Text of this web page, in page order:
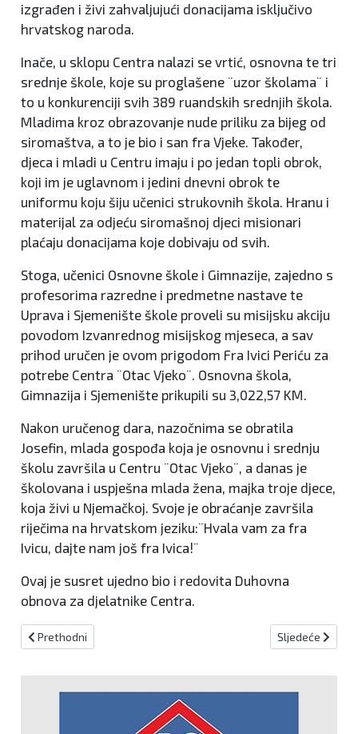
izgrađen i živi zahvaljujući donacijama isključivo
hrvatskog naroda.
Inače, u sklopu Centra nalazi se vrtić, osnovna te tri
srednje škole, koje su proglašene ¨uzor školama¨ i
to u konkurenciji svih 389 ruandskih srednjih škola.
Mladima kroz obrazovanje nude priliku za bijeg od
siromaštva, a to je bio i san fra Vjeke. Također,
djeca i mladi u Centru imaju i po jedan topli obrok,
koji im je uglavnom i jedini dnevni obrok te
uniformu koju šiju učenici strukovnih škola. Hranu i
materijal za odjeću siromašnoj djeci misionari
plaćaju donacijama koje dobivaju od svih.
Stoga, učenici Osnovne škole i Gimnazije, zajedno s
profesorima razredne i predmetne nastave te
Uprava i Sjemenište škole proveli su misijsku akciju
povodom Izvanrednog misijskog mjeseca, a sav
prihod uručen je ovom prigodom Fra Ivici Periću za
potrebe Centra ¨Otac Vjeko¨. Osnovna škola,
Gimnazija i Sjemenište prikupili su 3,022,57 KM.
Nakon uručenog dara, nazočnima se obratila
Josefin, mlada gospođa koja je osnovnu i srednju
školu završila u Centru ¨Otac Vjeko¨, a danas je
školovana i uspješna mlada žena, majka troje djece,
koja živi u Njemačkoj. Svoje je obraćanje završila
riječima na hrvatskom jeziku:¨Hvala vam za fra
Ivicu, dajte nam još fra Ivica!¨
Ovaj je susret ujedno bio i redovita Duhovna
obnova za djelatnike Centra.
Prethodni članak: Busovača: U tijeku obnova crkve na Čepu
Prethodni Sljedeći
Sljedeće